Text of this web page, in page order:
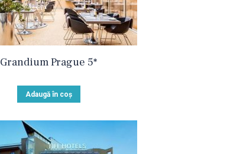
Grandium Prague 5*
Adaugă în coș